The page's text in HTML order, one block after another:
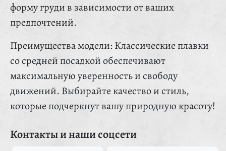
форму груди в зависимости от ваших
предпочтений.
Преимущества модели: Классические плавки
со средней посадкой обеспечивают
максимальную уверенность и свободу
движений. Выбирайте качество и стиль,
которые подчеркнут вашу природную красоту!
Контакты и наши соцсети